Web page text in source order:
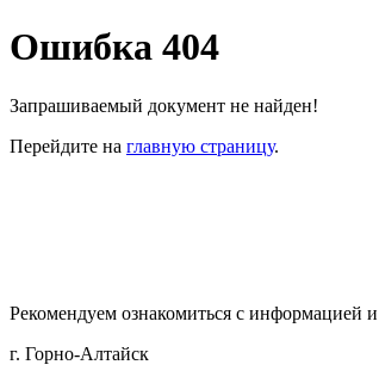
Ошибка 404
Запрашиваемый документ не найден!
Перейдите на главную страницу.
Рекомендуем ознакомиться с информацией
г. Горно-Алтайск